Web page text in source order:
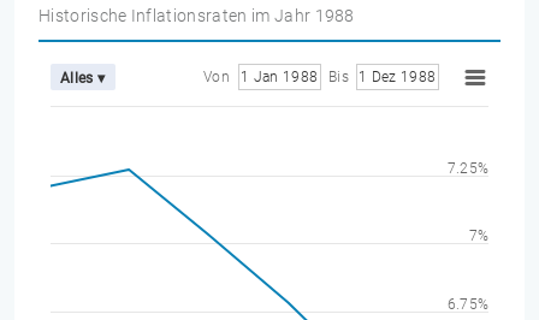
Historische Inflationsraten im Jahr 1988
Alles ▾ Von 1 Jan 1988 Bis 1 Dez 1988
6.75%
7%
7.25%